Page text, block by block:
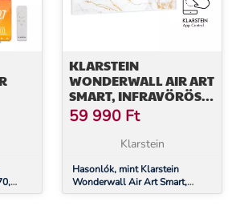
x 120
KLARSTEIN
WONDERWALL AIR ART
SMART, INFRAVÖRÖS
HŐSUGÁRZÓ, 80 X 60
CM, 500 W, MÁRVÁNY
59 990 Ft
Klarstein
Hasonlók, mint Klarstein
Wonderwall Air Art Smart,
infravörös hősugárzó, 80 x 60